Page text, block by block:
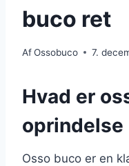
buco ret
AfOssobuco 7.
Hvad er
oprindelse
Osso buco er en